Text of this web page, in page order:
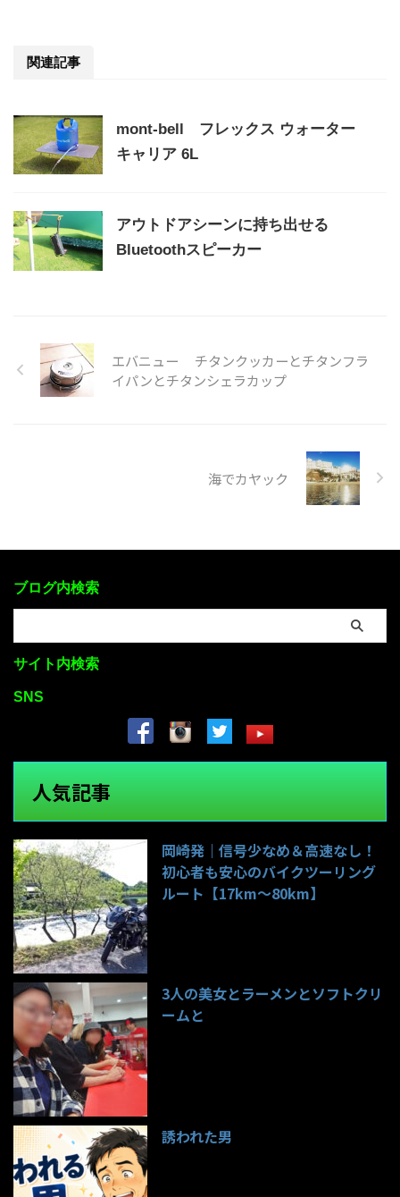
関連記事
mont-bell フレックス ウォーター
キャリア 6L
アウトドアシーンに持ち出せる
Bluetoothスピーカー
エバニュー チタンクッカーとチタンフラ
イパンとチタンシェラカップ
海でカヤック
ブログ内検索
サイト内検索
SNS
人気記事
岡崎発｜信号少なめ＆高速なし！
初心者も安心のバイクツーリング
ルート【17km〜80km】
3人の美女とラーメンとソフトクリ
ームと
誘われた男